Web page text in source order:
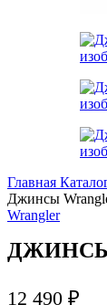
Главная
Джинсы
Wrangler
ДЖИНСЫ
12 490 ₽